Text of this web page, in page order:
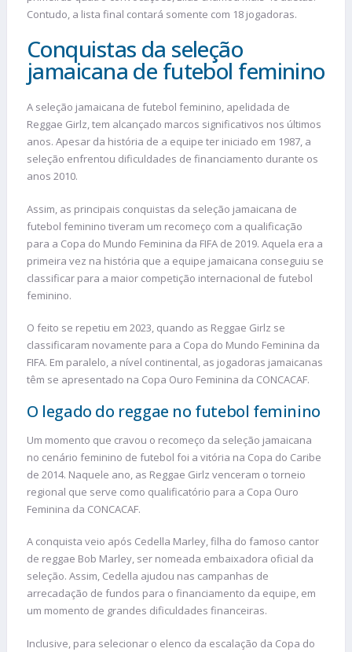
Contudo, a lista final contará somente com 18 jogadoras.
Conquistas da seleção
jamaicana de futebol feminino
A seleção jamaicana de futebol feminino, apelidada de
Reggae Girlz, tem alcançado marcos significativos nos últimos
anos. Apesar da história de a equipe ter iniciado em 1987, a
seleção enfrentou dificuldades de financiamento durante os
anos 2010.
Assim, as principais conquistas da seleção jamaicana de
futebol feminino tiveram um recomeço com a qualificação
para a Copa do Mundo Feminina da FIFA de 2019. Aquela era a
primeira vez na história que a equipe jamaicana conseguiu se
classificar para a maior competição internacional de futebol
feminino.
O feito se repetiu em 2023, quando as Reggae Girlz se
classificaram novamente para a Copa do Mundo Feminina da
FIFA. Em paralelo, a nível continental, as jogadoras jamaicanas
têm se apresentado na Copa Ouro Feminina da CONCACAF.
O legado do reggae no futebol feminino
Um momento que cravou o recomeço da seleção jamaicana
no cenário feminino de futebol foi a vitória na Copa do Caribe
de 2014. Naquele ano, as Reggae Girlz venceram o torneio
regional que serve como qualificatório para a Copa Ouro
Feminina da CONCACAF.
A conquista veio após Cedella Marley, filha do famoso cantor
de reggae Bob Marley, ser nomeada embaixadora oficial da
seleção. Assim, Cedella ajudou nas campanhas de
arrecadação de fundos para o financiamento da equipe, em
um momento de grandes dificuldades financeiras.
Inclusive, para selecionar o elenco da escalação da Copa do